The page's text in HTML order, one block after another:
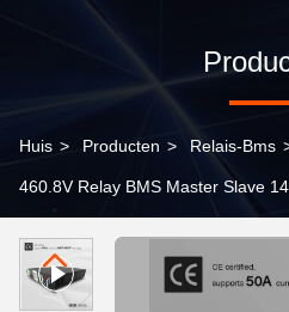
Huis > Producten > Relais-Bms
460.8V Relay BMS Master Slave